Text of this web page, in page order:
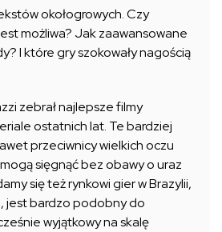
okołogrowych. Czy
możliwa? Jak zaawansowane
I które gry szokowały nagością
zebrał najlepsze filmy
ostatnich lat. Te bardziej
przeciwnicy wielkich oczu
sięgnąć bez obawy o uraz
się też rynkowi gier w Brazylii,
jest bardzo podobny do
wyjątkowy na skalę